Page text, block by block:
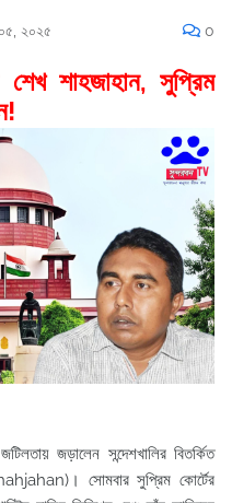
২০২৫ 0
শেখ শাহজাহান, সুপ্রিম
জড়ালেন সন্দেশখালির বিতর্কিত
সোমবার সুপ্রিম কোর্টের